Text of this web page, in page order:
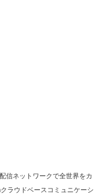
信ネットワークで全世界をカ
ラウドベースコミュニケーシ